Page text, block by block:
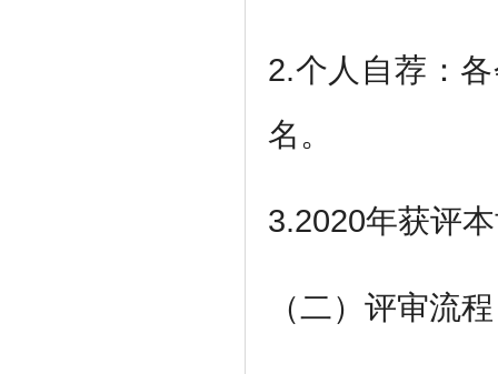
2.个人自荐：
名。
3.2020年获评
（二）评审流程